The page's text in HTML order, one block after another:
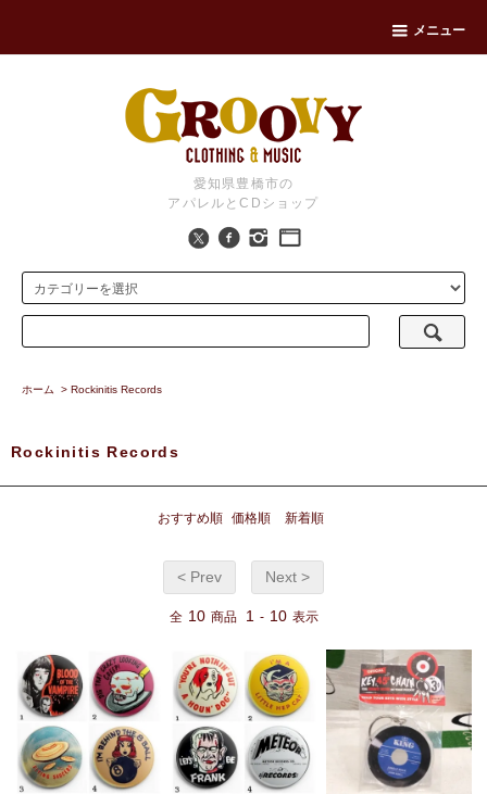
メニュー
愛知県豊橋市の
アパレルとCDショップ
ホーム > Rockinitis Records
Rockinitis Records
おすすめ順 価格順 新着順
< Prev Next >
全 10 商品 1 - 10 表示